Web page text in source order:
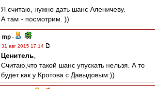
Я считаю, нужно дать шанс Аленичеву.
А там - посмотрим. ))
mp -
31 авг 2015 17:14
Ценитель
Считаю,что такой шанс упускать нельзя. А то
будет как у Кротова с Давыдовым:))